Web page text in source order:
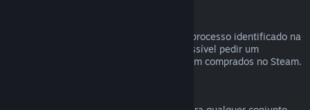
Dentro do período aplicável e através do processo identificado na
, é possível pedir um
reembolso de hardware e acessórios Steam comprados no Steam.